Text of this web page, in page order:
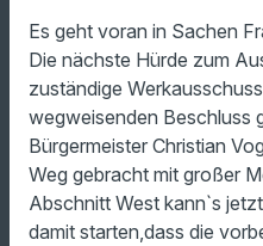
Es geht voran in Sachen
Die nächste Hürde zum
zuständige
wegweisenden Beschluss
Bürgermeister Christian
Weg gebracht mit großer
Abschnitt West kann`s
damit starten,dass die